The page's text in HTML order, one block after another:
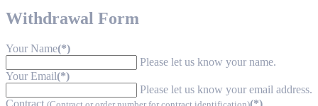
Withdrawal Form
Your Name(*)
Please let us know your name.
Your Email(*)
Please let us know your email address.
Contract
(*)